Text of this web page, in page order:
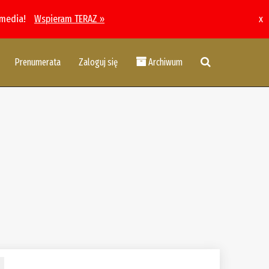
Wspieram TERAZ » x
Prenumerata Zaloguj się Archiwum